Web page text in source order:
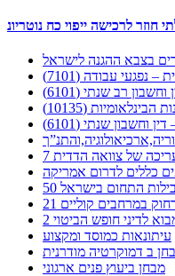
חוזר לרכישה ייפוי כח נוטריונ
בצבא ההגנה לישראל
נפגעי עבודה (7101)
וחשבון רב שנתי (6101)
(10135)
וחשבון שנתי (6101)
עריכה של צוואה הדדית
כללים לדרום אמריקה
התחום בישראל
במרחבים קוליים
לדיני חופש הביטוי 2
עיתונאות כמוסד ומקצוע
ב דמוקרטיה מודרנית
מבחן ביעוץ פנים ארגוני